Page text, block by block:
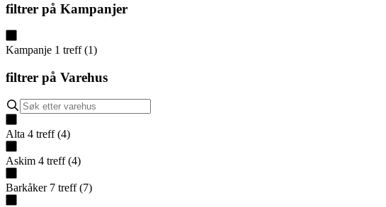
filtrer på Kampanjer
Kampanje 1 treff (1)
filtrer på Varehus
Alta 4 treff (4)
Askim 4 treff (4)
Barkåker 7 treff (7)